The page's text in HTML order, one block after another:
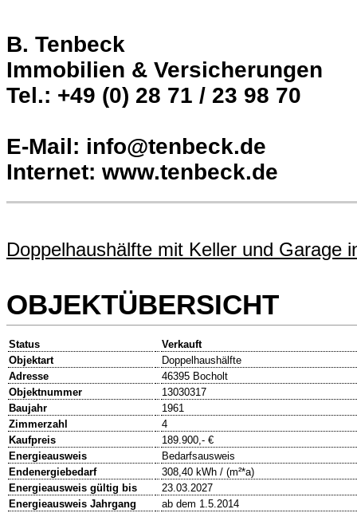
B. Tenbeck
Immobilien & Versicherungen
Tel.: +49 (0) 28 71 / 23 98 70
E-Mail: info@tenbeck.de
Internet: www.tenbeck.de
Doppelhaushälfte mit Keller und Garage
OBJEKTÜBERSICHT
Status
Verkauft
Objektart
Doppelhaushälfte
Adresse
46395 Bocholt
Objektnummer
13030317
Baujahr
1961
Zimmerzahl
4
Kaufpreis
189.900,- €
Energieausweis
Bedarfsausweis
Endenergiebedarf
308,40 kWh / (m²*a)
Energieausweis gültig bis
23.03.2027
Energieausweis Jahrgang
ab dem 1.5.2014